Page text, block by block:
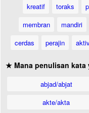
kreatif
toraks
membran
mandiri
cerdas
perajin
★ Mana penulisan kata
abjad/abjat
akte/akta